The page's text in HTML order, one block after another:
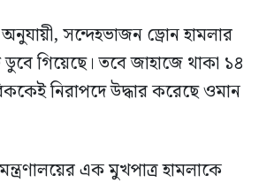
অনুযায়ী, সন্দেহভাজন ড্রোন হামলার
গিয়েছে। তবে জাহাজে থাকা ১৪
নিরাপদে উদ্ধার করেছে ওমান
এক মুখপাত্র হামলাকে